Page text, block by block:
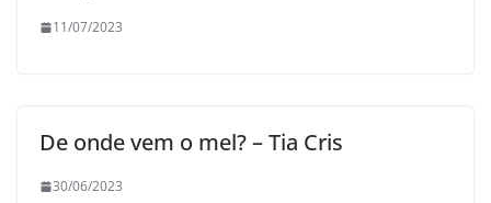
11/07/2023
De onde vem o mel? – Tia Cris
30/06/2023